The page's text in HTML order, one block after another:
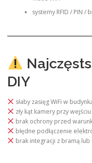
systemy RFID / PIN /
DIY
słaby zasięg WiFi w
zły kąt kamery przy wejściu
brak ochrony przed
błędne podłączenie
brak integracji z bramą